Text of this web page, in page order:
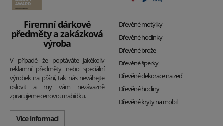
Firemní dárkové
předměty a zakázková
výroba
V případě, že poptáváte jakékoliv
reklamní předměty nebo speciální
výrobek na přání, tak nás neváhejte
oslovit a my vám nezávazně
zpracujeme cenovou nabídku.
Více informací
Dřevěné motýlky
Dřevěné hodinky
Dřevěné brože
Dřevěné šperky
Dřevěné dekorace na zeď
Dřevěné hodiny
Dřevěné kryty na mobil